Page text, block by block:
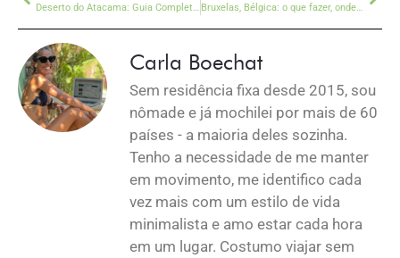
Deserto do Atacama: Guia Completo para Viajar e Vivenciar Bruxelas, Bélgica: o que fazer, onde comer, onde ficar + melhores bares
Carla Boechat
Sem residência fixa desde 2015, sou
nômade e já mochilei por mais de 60
países - a maioria deles sozinha.
Tenho a necessidade de me manter
em movimento, me identifico cada
vez mais com um estilo de vida
minimalista e amo estar cada hora
em um lugar. Costumo viajar sem